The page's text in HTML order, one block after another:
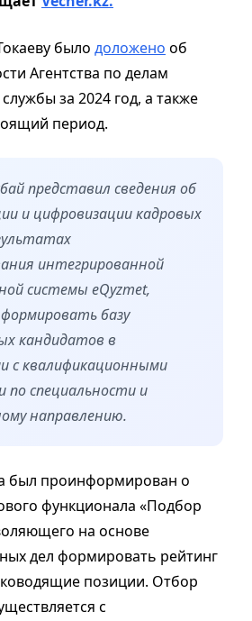
было доложено об
Агентства по делам
за 2024 год, а также
период.
представил сведения об
и цифровизации кадровых
интегрированной
системы eQyzmet,
базу
кандидатов в
с квалификационными
по специальности и
направлению.
был проинформирован о
функционала «Подбор
на основе
дел формировать рейтинг
позиции. Отбор
с